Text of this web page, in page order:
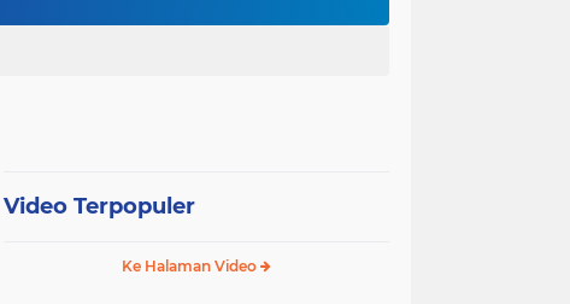
Video Terpopuler
Ke Halaman Video